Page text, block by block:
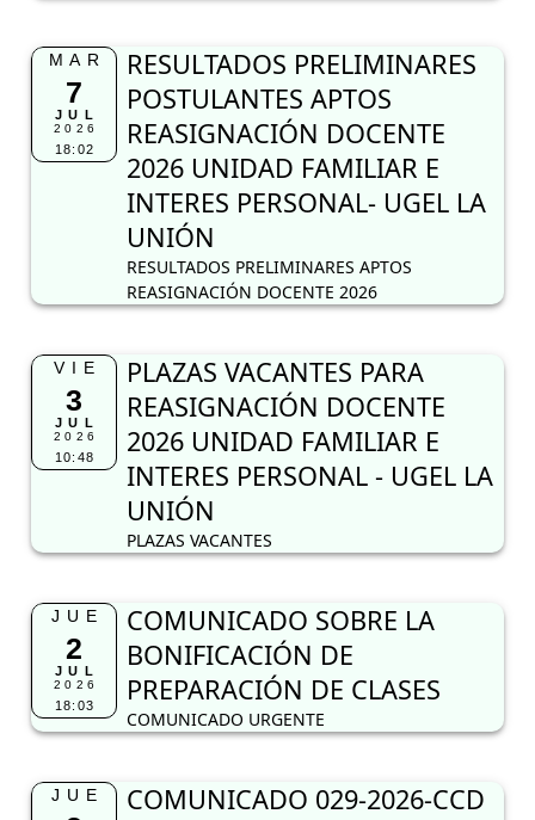
MAR
7
JUL
2026
18:02
RESULTADOS PRELIMINARES
POSTULANTES APTOS
REASIGNACIÓN DOCENTE
2026 UNIDAD FAMILIAR E
INTERES PERSONAL- UGEL LA
UNIÓN
RESULTADOS PRELIMINARES APTOS
REASIGNACIÓN DOCENTE 2026
VIE
3
JUL
2026
10:48
PLAZAS VACANTES PARA
REASIGNACIÓN DOCENTE
2026 UNIDAD FAMILIAR E
INTERES PERSONAL - UGEL LA
UNIÓN
PLAZAS VACANTES
JUE
2
JUL
2026
18:03
COMUNICADO SOBRE LA
BONIFICACIÓN DE
PREPARACIÓN DE CLASES
COMUNICADO URGENTE
JUE
COMUNICADO 029-2026-CCD